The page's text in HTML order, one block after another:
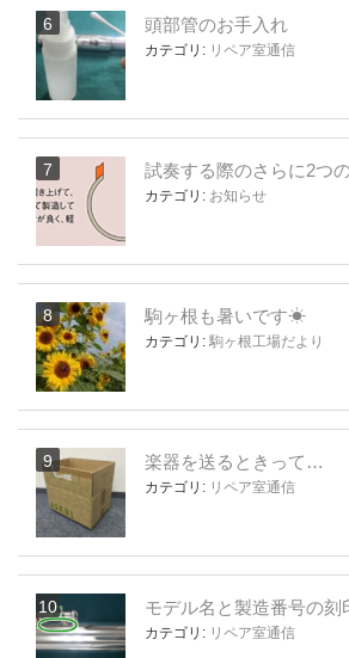
頭部管のお手入れ
カテゴリ: リペア室通信
試奏する際のさらに2つ
カテゴリ: お知らせ
駒ヶ根も暑いです☀
カテゴリ: 駒ヶ根工場だより
楽器を送るときって…
カテゴリ: リペア室通信
モデル名と製造番号の刻
カテゴリ: リペア室通信